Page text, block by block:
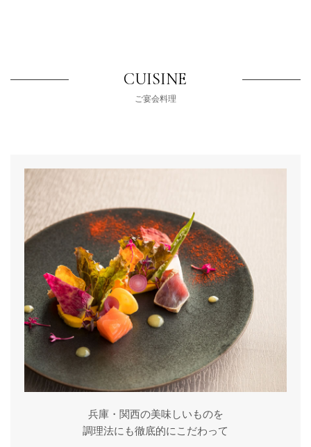
CUISINE
ご宴会料理
兵庫・関西の美味しいものを
調理法にも徹底的にこだわって